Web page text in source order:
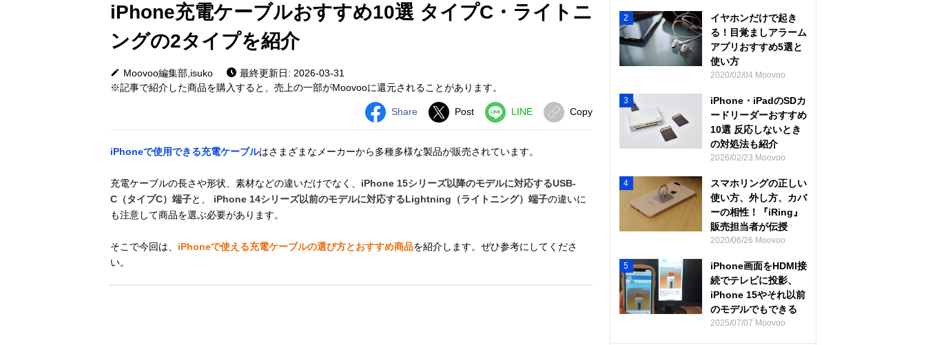
iPhone充電ケーブルおすすめ10選 タイプC・ライトニ
ングの2タイプを紹介
Moovoo編集部,isuko
最終更新日: 2026-03-31
※記事で紹介した商品を購入すると、売上の一部がMoovooに還元されることがあります。
Share Post LINE Copy
iPhoneで使用できる充電ケーブルはさまざまなメーカーから多種多様な製品が販売されています。
充電ケーブルの長さや形状、素材などの違いだけでなく、 iPhone 15シリーズ以降のモデルに対応するUSB-
C（タイプC）端子と、 iPhone 14シリーズ以前のモデルに対応するLightning（ライトニング）端子の違いに
も注意して商品を選ぶ必要があります。
そこで今回は、 iPhoneで使える充電ケーブルの選び方とおすすめ商品を紹介します。ぜひ参考にしてくださ
い。
2
イヤホンだけで起き
る！目覚ましアラーム
アプリおすすめ5選と
使い方
2020/02/04 Moovoo
3
iPhone・iPadのSDカ
ードリーダーおすすめ
10選 反応しないとき
の対処法も紹介
2026/02/23 Moovoo
4
スマホリングの正しい
使い方、外し方、カバ
ーの相性！『iRing』
販売担当者が伝授
2020/06/26 Moovoo
5
iPhone画面をHDMI接
続でテレビに投影、
iPhone 15やそれ以前
のモデルでもできる
2025/07/07 Moovoo